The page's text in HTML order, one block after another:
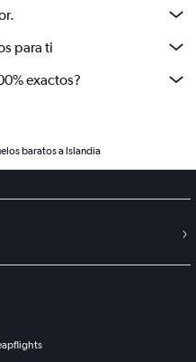
para ti
exactos?
baratos a Islandia